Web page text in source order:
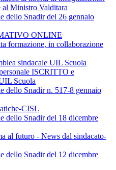
Ministro Valditara
dello Snadir del 26 gennaio
ONLINE
formazione, in collaborazione
sindacale UIL Scuola
ISCRITTO e
Scuola
dello Snadir n. 517-8 gennaio
CISL
dello Snadir del 18 dicembre
al futuro - News dal sindacato-
dello Snadir del 12 dicembre